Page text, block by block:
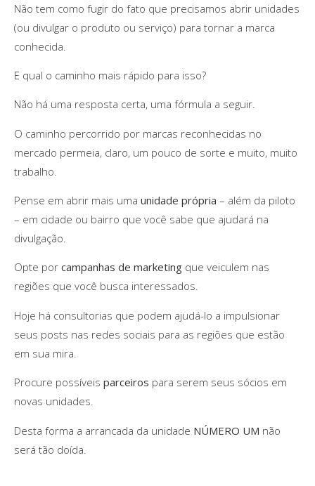
Não tem como fugir do fato que precisamos abrir unidades
(ou divulgar o produto ou serviço) para tornar a marca
conhecida.
E qual o caminho mais rápido para isso?
Não há uma resposta certa, uma fórmula a seguir.
O caminho percorrido por marcas reconhecidas no
mercado permeia, claro, um pouco de sorte e muito, muito
trabalho.
Pense em abrir mais uma unidade própria – além da piloto
– em cidade ou bairro que você sabe que ajudará na
divulgação.
Opte por campanhas de marketing que veiculem nas
regiões que você busca interessados.
Hoje há consultorias que podem ajudá-lo a impulsionar
seus posts nas redes sociais para as regiões que estão
em sua mira.
Procure possíveis parceiros para serem seus sócios em
novas unidades.
Desta forma a arrancada da unidade NÚMERO UM não
será tão doída.